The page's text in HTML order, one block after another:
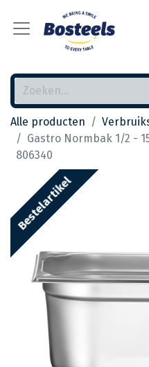
Alle producten
Gastro Normbak 1/2 -
806340
Bestelartikel